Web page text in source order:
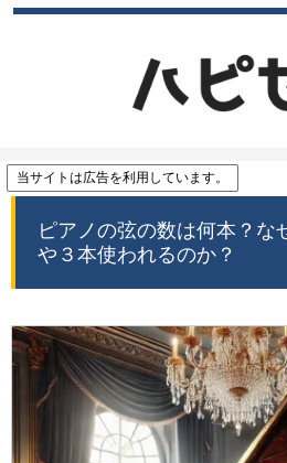
当サイトは広告を利用しています。
ピアノの弦の数は何本？な
や３本使われるのか？